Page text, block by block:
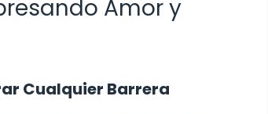
Amor y
Cualquier Barrera